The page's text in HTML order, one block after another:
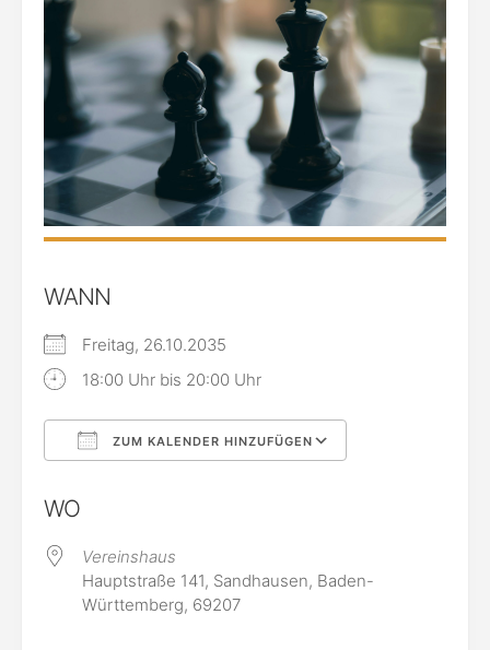
WANN
Freitag, 26.10.2035
18:00 Uhr bis 20:00 Uhr
ZUM KALENDER HINZUFÜGEN
WO
Vereinshaus
Hauptstraße 141, Sandhausen, Baden-
Württemberg, 69207